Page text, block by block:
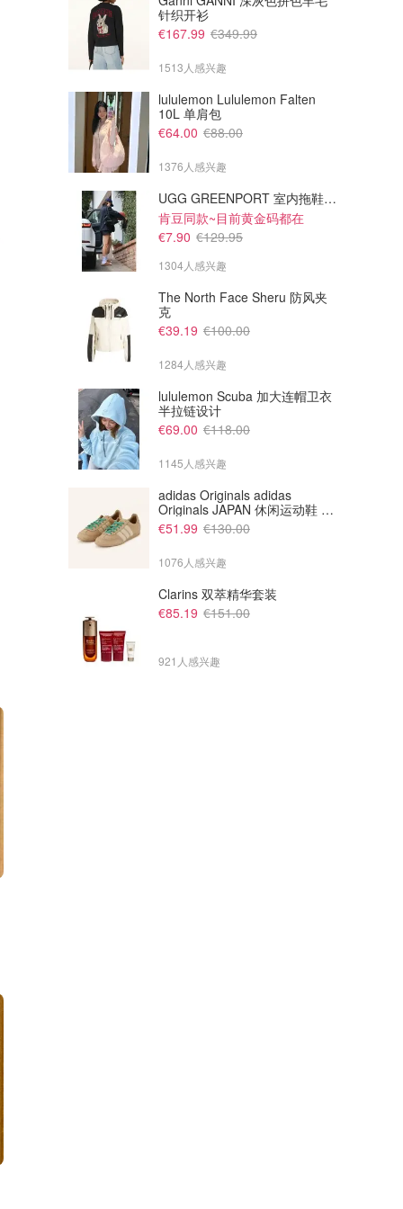
€1497.00
Thom Browne 羊毛半裙
€68.80
针织开衫
€167.99 €349.99
1513人感兴趣
lululemon Lululemon Falten
10L 单肩包
€64.00 €88.00
1376人感兴趣
UGG GREENPORT 室内拖鞋 棕色
肯豆同款~目前黄金码都在
€7.90 €129.95
1304人感兴趣
The North Face Sheru 防风夹
克
€39.19 €100.00
1284人感兴趣
lululemon Scuba 加大连帽卫衣
半拉链设计
€69.00 €118.00
1145人感兴趣
adidas Originals adidas
Originals JAPAN 休闲运动鞋 米
色
€51.99 €130.00
1076人感兴趣
Clarins 双萃精华套装
€85.19 €151.00
921人感兴趣